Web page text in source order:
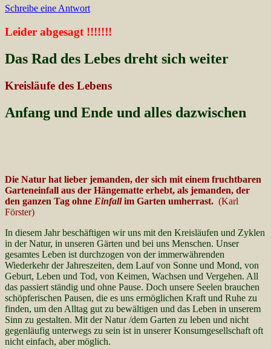
Schreibe eine Antwort
Leider abgesagt !!!!!!!
Das Rad des Lebes dreht sich weiter
Kreisläufe des Lebens
Anfang und Ende und alles dazwischen
Die Natur hat lieber jemanden, der sich mit einem fruchtbaren
Garteneinfall aus der Hängematte erhebt, als jemanden, der
den ganzen Tag ohne Einfallim Garten umherrast. (Karl
Förster)
In diesem Jahr beschäftigen wir uns mit den Kreisläufen und Zyklen
in der Natur, in unseren Gärten und bei uns Menschen. Unser
gesamtes Leben ist durchzogen von der immerwährenden
Wiederkehr der Jahreszeiten, dem Lauf von Sonne und Mond, von
Geburt, Leben und Tod, von Keimen, Wachsen und Vergehen. All
das passiert ständig und ohne Pause. Doch unsere Seelen brauchen
schöpferischen Pausen, die es uns ermöglichen Kraft und Ruhe zu
finden, um den Alltag gut zu bewältigen und das Leben in unserem
Sinn zu gestalten. Mit der Natur /dem Garten zu leben und nicht
gegenläufig unterwegs zu sein ist in unserer Konsumgesellschaft oft
nicht einfach, aber möglich.